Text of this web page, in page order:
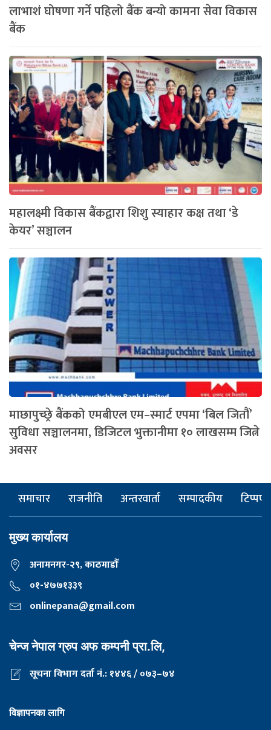
लाभाशं घोषणा गर्ने पहिलो बैंक बन्यो कामना सेवा विकास
बैंक
महालक्ष्मी विकास बैंकद्वारा शिशु स्याहार कक्ष तथा ‘डे
केयर’ सञ्चालन
माछापुच्छ्रे बैंकको एमबीएल एम–स्मार्ट एपमा ‘बिल जितौं’
सुविधा सञ्चालनमा, डिजिटल भुक्तानीमा १० लाखसम्म जित्ने
अवसर
समाचार राजनीति अन्तरवार्ता सम्पादकीय टिप्पणी
मुख्य कार्यालय
अनामनगर-२९, काठमाडाैँ
०१-४७७१३३९
onlinepana@gmail.com
चेन्ज नेपाल ग्रुप अफ कम्पनी प्रा.लि,
सूचना विभाग दर्ता नं.: १४४६ / ०७३–७४
विज्ञापनका लागि